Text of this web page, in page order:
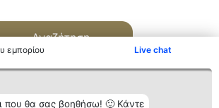
εμπορίου Live chat
που θα σας βοηθήσω! 🙂 Κάντε
Αναζήτηση